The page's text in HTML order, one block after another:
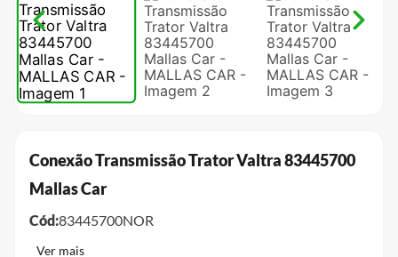
Conexão Transmissão Trator Valtra 83445700
Mallas Car
Cód:83445700NOR